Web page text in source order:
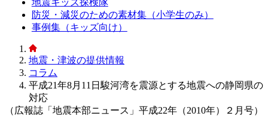
地震キッズ探検隊
防災・減災のための素材集（小学生のみ）
事例集（キッズ向け）
地震・津波の提供情報
コラム
平成21年8月11日駿河湾を震源とする地震への静岡県の
対応
（広報誌「地震本部ニュース」平成22年（2010年）２月号）